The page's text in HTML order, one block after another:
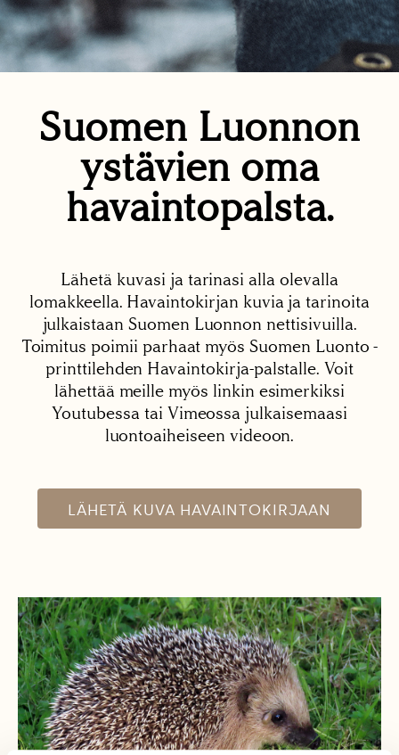
Suomen Luonnon
ystävien oma
havaintopalsta.
Lähetä kuvasi ja tarinasi alla olevalla
lomakkeella. Havaintokirjan kuvia ja tarinoita
julkaistaan Suomen Luonnon nettisivuilla.
Toimitus poimii parhaat myös Suomen Luonto -
printtilehden Havaintokirja-palstalle. Voit
lähettää meille myös linkin esimerkiksi
Youtubessa tai Vimeossa julkaisemaasi
luontoaiheiseen videoon.
LÄHETÄ KUVA HAVAINTOKIRJAAN